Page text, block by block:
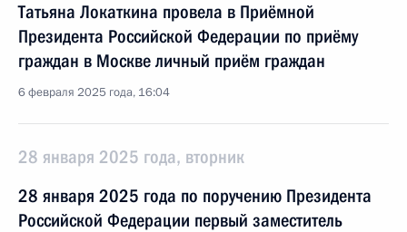
Татьяна Локаткина провела в Приёмной
Президента Российской Федерации по приёму
граждан в Москве личный приём граждан
6 февраля 2025 года, 16:04
28 января 2025 года, вторник
28 января 2025 года по поручению Президента
Российской Федерации первый заместитель